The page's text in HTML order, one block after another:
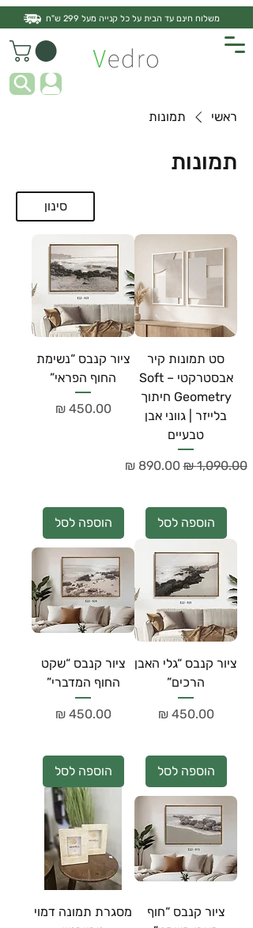
משלוח חינם עד הבית על כל קנייה מעל 299 ש"ח
ראשי תמונות
תמונות
סינון
סט תמונות קיר
אבסטרקטי – Soft
Geometry חיתוך
בלייזר | גווני אבן
טבעיים
מחיר רגיל‏1,090.00 ‏₪ מחיר מבצע‏890.00 ‏₪
הוספה לסל
ציור קנבס “נשימת
החוף הפראי”
מחיר‏450.00 ‏₪
הוספה לסל
ציור קנבס “גלי האבן
הרכים”
מחיר‏450.00 ‏₪
הוספה לסל
ציור קנבס “שקט
החוף המדברי”
מחיר‏450.00 ‏₪
הוספה לסל
ציור קנבס “חוף
מסגרת תמונה דמוי